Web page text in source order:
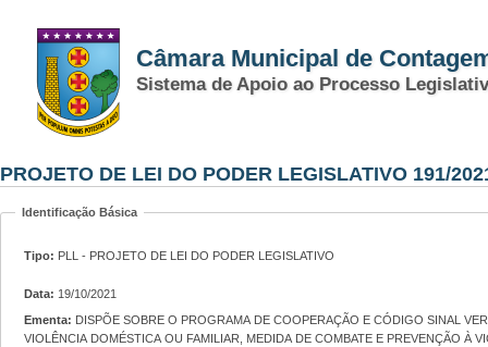
Câmara Municipal de
Sistema de Apoio ao Processo
PROJETO DE LEI DO PODER LEGISLATIVO 191/
Identificação Básica
Tipo: PLL - PROJETO DE LEI DO PODER LEGISLATIVO
Data: 19/10/2021
Ementa:
VIOLÊNCIA DOMÉSTICA OU FAMILIAR, MEDIDA DE COMBATE E PREVENÇÃO À